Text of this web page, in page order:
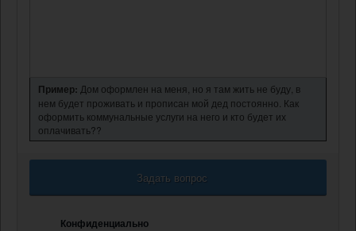
Пример: Дом оформлен на меня, но я там жить не буду, в
нем будет проживать и прописан мой дед постоянно. Как
оформить коммунальные услуги на него и кто будет их
оплачивать??
Задать вопрос
Конфиденциально